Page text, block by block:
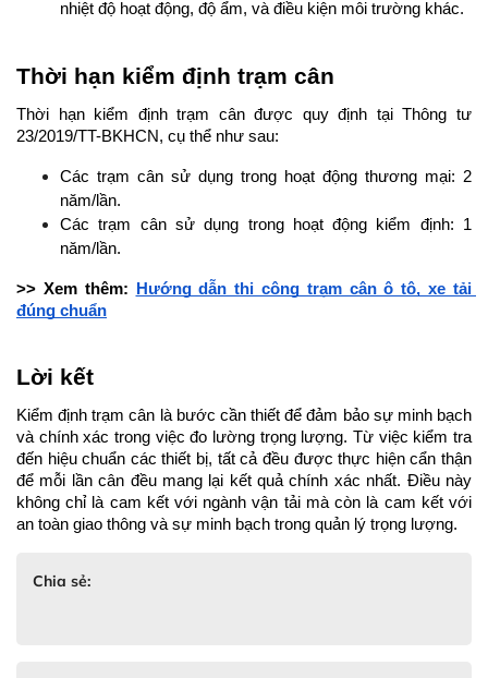
nhiệt độ hoạt động, độ ẩm, và điều kiện môi trường khác.
Thời hạn kiểm định trạm cân
Thời hạn kiểm định trạm cân được quy định tại Thông tư
23/2019/TT-BKHCN, cụ thể như sau:
Các trạm cân sử dụng trong hoạt động thương mại: 2
năm/lần.
Các trạm cân sử dụng trong hoạt động kiểm định: 1
năm/lần.
>> Xem thêm: Hướng dẫn thi công trạm cân ô tô, xe tải
đúng chuẩn
Lời kết
Kiểm định trạm cân là bước cần thiết để đảm bảo sự minh bạch
và chính xác trong việc đo lường trọng lượng. Từ việc kiểm tra
đến hiệu chuẩn các thiết bị, tất cả đều được thực hiện cẩn thận
để mỗi lần cân đều mang lại kết quả chính xác nhất. Điều này
không chỉ là cam kết với ngành vận tải mà còn là cam kết với
an toàn giao thông và sự minh bạch trong quản lý trọng lượng.
Chia sẻ: